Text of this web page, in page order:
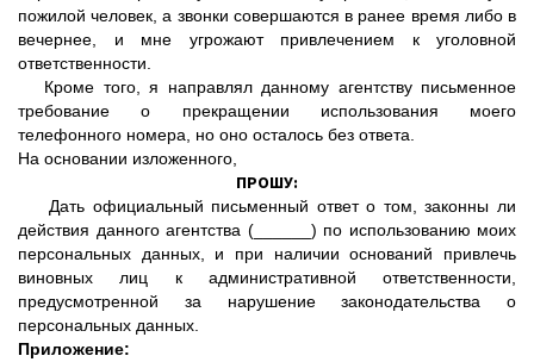
пожилой человек, а звонки совершаются в ранее время либо в
вечернее, и мне угрожают привлечением к уголовной
ответственности.
Кроме того, я направлял данному агентству письменное
требование о прекращении использования моего
телефонного номера, но оно осталось без ответа.
На основании изложенного,
ПРОШУ:
Дать официальный письменный ответ о том, законны ли
действия данного агентства (______) по использованию моих
персональных данных, и при наличии оснований привлечь
виновных лиц к административной ответственности,
предусмотренной за нарушение законодательства о
персональных данных.
Приложение: